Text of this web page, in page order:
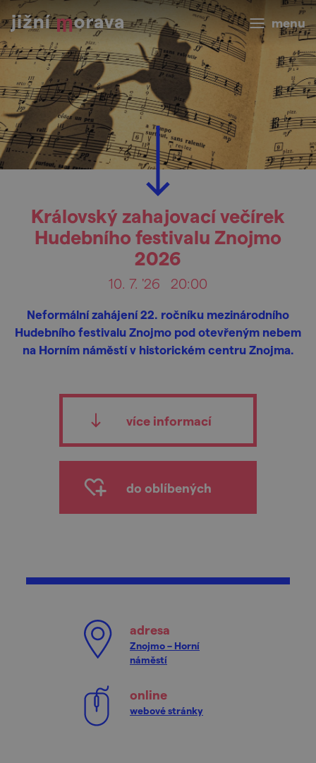
menu
Královský zahajovací večírek
Hudebního festivalu Znojmo
2026
10. 7. '26 20:00
Neformální zahájení 22. ročníku mezinárodního
Hudebního festivalu Znojmo pod otevřeným nebem
na Horním náměstí v historickém centru Znojma.
více informací
do oblíbených
adresa
Znojmo – Horní
náměstí
online
webové stránky